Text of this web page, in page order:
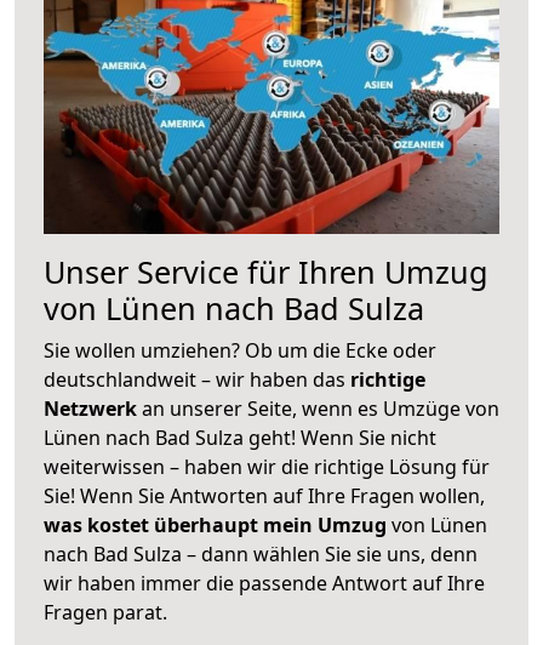
Unser Service für Ihren Umzug
von Lünen nach Bad Sulza
Sie wollen umziehen? Ob um die Ecke oder
deutschlandweit – wir haben das richtige
Netzwerkan unserer Seite, wenn es Umzüge von
Lünen nach Bad Sulza geht! Wenn Sie nicht
weiterwissen – haben wir die richtige Lösung für
Sie! Wenn Sie Antworten auf Ihre Fragen wollen,
was kostet überhaupt mein Umzug von Lünen
nach Bad Sulza – dann wählen Sie sie uns, denn
wir haben immer die passende Antwort auf Ihre
Fragen parat.